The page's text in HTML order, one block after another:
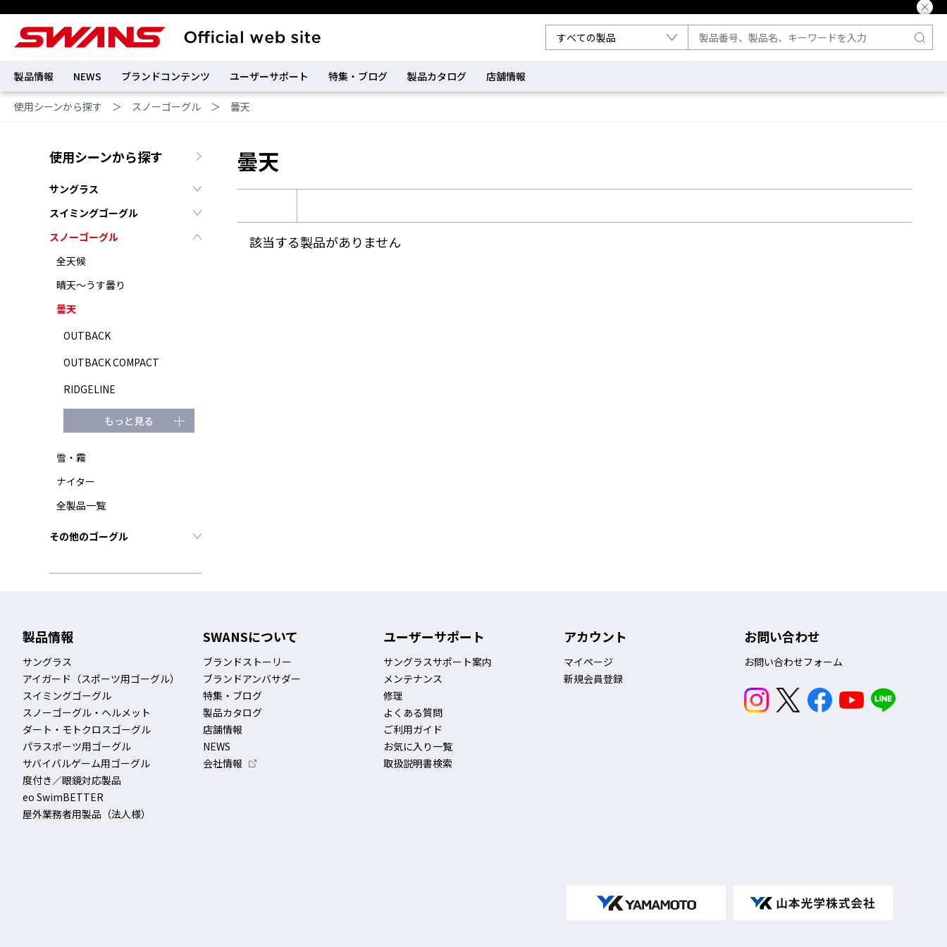
製品情報 NEWS ブランドコンテンツ ユーザーサポート 特集・ブログ 製品カタログ 店舗情報
使用シーンから探す ＞ スノーゴーグル ＞ 曇天
使用シーンから探す
サングラス
スイミングゴーグル
スノーゴーグル
全天候
晴天～うす曇り
曇天
OUTBACK
OUTBACK COMPACT
RIDGELINE
もっと見る
雪・霧
ナイター
全製品一覧
その他のゴーグル
曇天
該当する製品がありません
製品情報
サングラス
アイガード（スポーツ用ゴーグル）
スイミングゴーグル
スノーゴーグル・ヘルメット
ダート・モトクロスゴーグル
パラスポーツ用ゴーグル
サバイバルゲーム用ゴーグル
度付き／眼鏡対応製品
eo SwimBETTER
屋外業務者用製品（法人様）
SWANSについて
ブランドストーリー
ブランドアンバサダー
特集・ブログ
製品カタログ
店舗情報
NEWS
会社情報
ユーザーサポート
サングラスサポート案内
メンテナンス
修理
よくある質問
ご利用ガイド
お気に入り一覧
取扱説明書検索
アカウント
マイページ
新規会員登録
お問い合わせ
お問い合わせフォーム